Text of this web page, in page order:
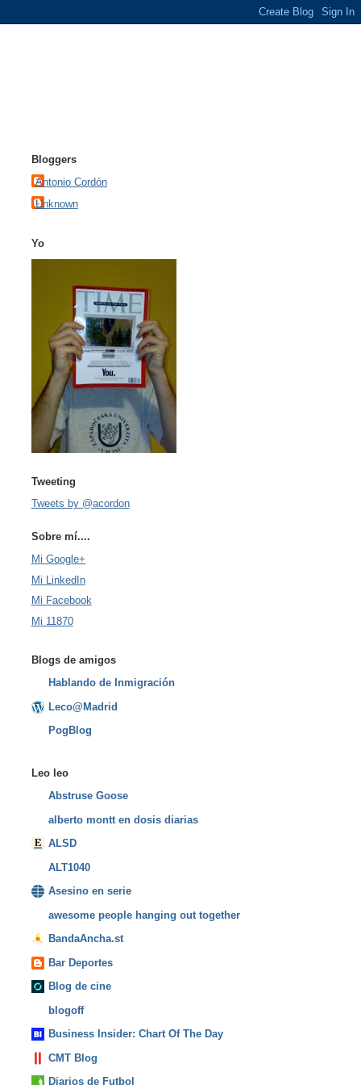
Bloggers
Antonio Cordón
Unknown
Yo
Tweeting
Tweets by @acordon
Sobre mí....
Mi Google+
Mi LinkedIn
Mi Facebook
Mi 11870
Blogs de amigos
Hablando de Inmigración
Leco@Madrid
PogBlog
Leo leo
Abstruse Goose
alberto montt en dosis diarias
ALSD
ALT1040
Asesino en serie
awesome people hanging out together
BandaAncha.st
Bar Deportes
Blog de cine
blogoff
Business Insider: Chart Of The Day
CMT Blog
Diarios de Futbol